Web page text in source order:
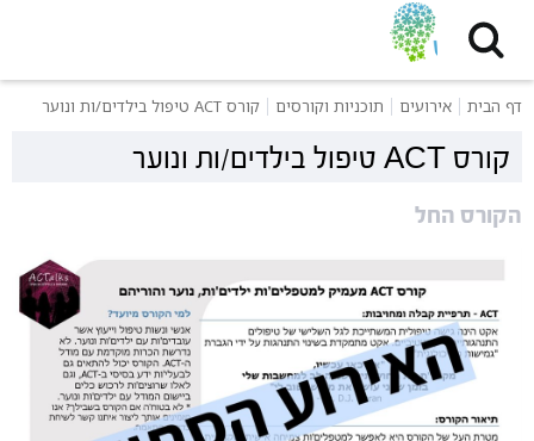
דף הבית אירועים תוכניות וקורסים קורס ACT טיפול בילדים/ות ונוער
קורס ACT טיפול בילדים/ות ונוער
הקורס החל